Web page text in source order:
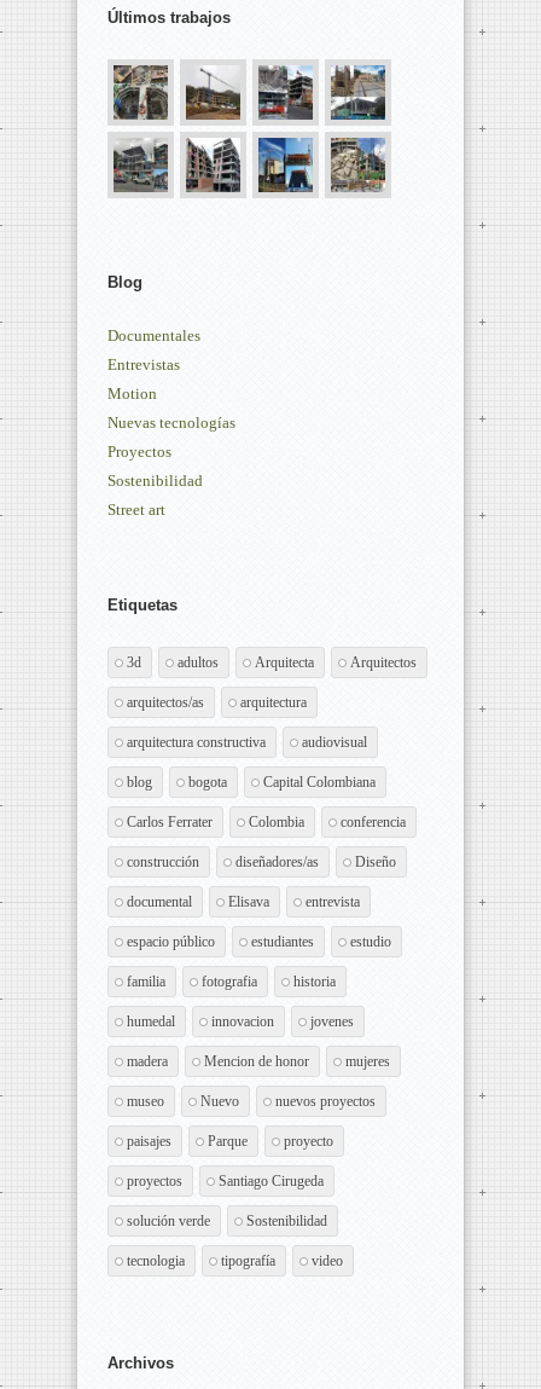
Últimos trabajos
Blog
Documentales
Entrevistas
Motion
Nuevas tecnologías
Proyectos
Sostenibilidad
Street art
Etiquetas
3d adultos Arquitecta Arquitectos
arquitectos/as arquitectura
arquitectura constructiva audiovisual
blog bogota Capital Colombiana
Carlos Ferrater Colombia conferencia
construcción diseñadores/as Diseño
documental Elisava entrevista
espacio público estudiantes estudio
familia fotografia historia
humedal innovacion jovenes
madera Mencion de honor mujeres
museo Nuevo nuevos proyectos
paisajes Parque proyecto
proyectos Santiago Cirugeda
solución verde Sostenibilidad
tecnologia tipografía video
Archivos